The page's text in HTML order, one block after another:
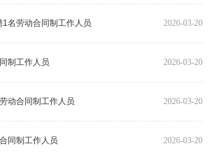
2026-03-20
名劳动合同制工作人员
2026-03-20
制工作人员
2026-03-20
动合同制工作人员
2026-03-20
同制工作人员